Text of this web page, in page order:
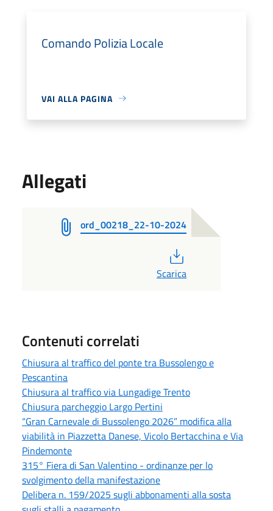
Comando Polizia Locale
VAI ALLA PAGINA
Allegati
ord_00218_22-10-2024
Scarica
Contenuti correlati
Chiusura al traffico del ponte tra Bussolengo e
Pescantina
Chiusura al traffico via Lungadige Trento
Chiusura parcheggio Largo Pertini
“Gran Carnevale di Bussolengo 2026” modifica alla
viabilità in Piazzetta Danese, Vicolo Bertacchina e Via
Pindemonte
315° Fiera di San Valentino - ordinanze per lo
svolgimento della manifestazione
Delibera n. 159/2025 sugli abbonamenti alla sosta